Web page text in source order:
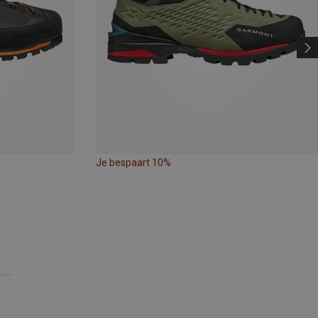
Je bespaart 10%